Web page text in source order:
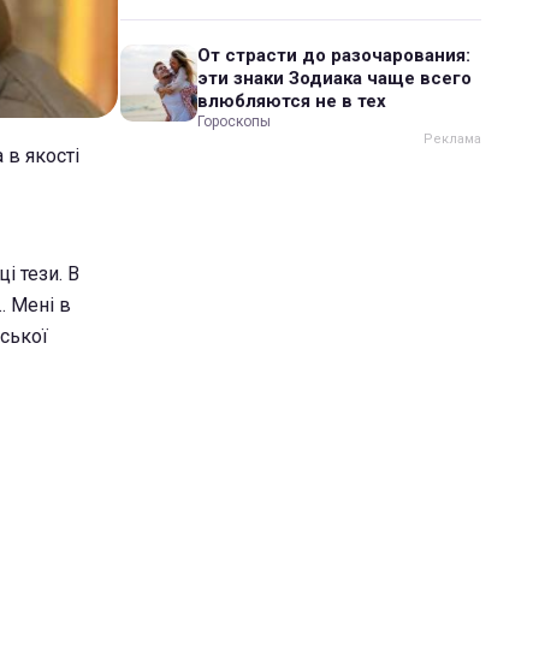
якості
тези. В
Мені в
От страсти до разочарования:
эти знаки Зодиака чаще всего
влюбляются не в тех
Гороскопы